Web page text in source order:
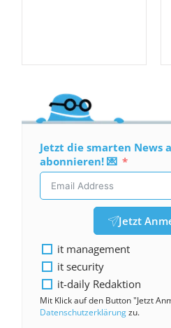
Jetzt die smarten News
abonnieren! 💌
Jetzt
it management
it security
it-daily Redaktion
Mit Klick auf den Button "Jetzt
Datenschutzerklärungzu.